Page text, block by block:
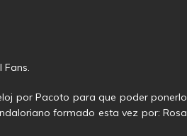
Fans.
por Pacoto para que poder ponerlo
formado esta vez por: Rosa